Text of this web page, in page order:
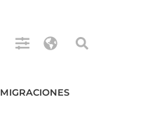
MIGRACIONES